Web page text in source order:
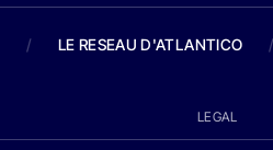
/ LE RESEAU D'ATLANTICO /
LEGAL